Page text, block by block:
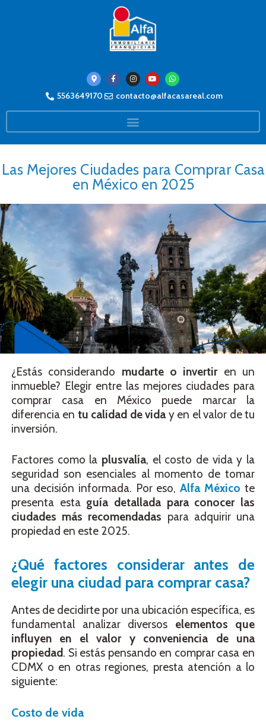
5563649170 contacto@alfacasareal.com
Las Mejores Ciudades para Comprar Casa
en México en 2025
¿Estás considerando mudarte o invertiren un
inmueble? Elegir entre las mejores ciudades para
comprar casa en México puede marcar la
diferencia en tu calidad de vida y en el valor de tu
inversión.
Factores como la plusvalía, el costo de vida y la
seguridad son esenciales al momento de tomar
una decisión informada. Por eso,Alfa México te
presenta esta guía detallada para conocer las
ciudades más recomendadas para adquirir una
propiedad en este 2025.
¿Qué factores considerar antes de
elegir una ciudad para comprar casa?
Antes de decidirte por una ubicación específica, es
fundamental analizar diversos elementos que
influyen en el valor y conveniencia de una
propiedad. Si estás pensando en comprar casa en
CDMX o en otras regiones, presta atención a lo
siguiente:
Costo de vida